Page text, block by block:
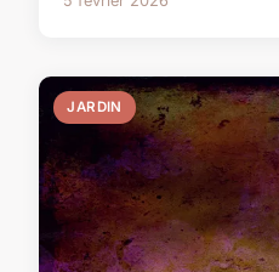
JARDIN